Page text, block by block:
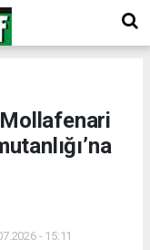
- 15:11